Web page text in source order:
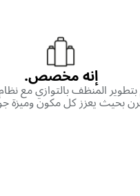
إنه مخصص.
بتطوير المنظف بالتوازي مع
بحيث يعزز كل مكون وميزة